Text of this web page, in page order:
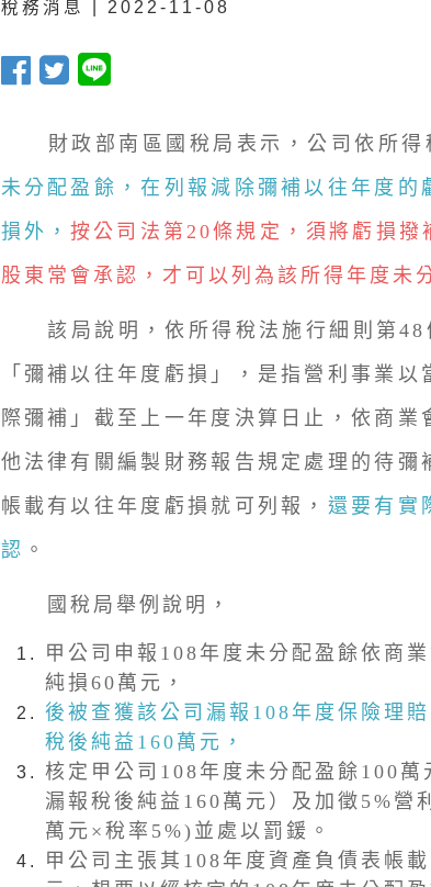
稅務消息 | 2022-11-08
財政部南區國稅局表示，公司依所得
未分配盈餘，在列報減除彌補以往年度的
損外，按公司法第20條規定，須將虧損撥
股東常會承認，才可以列為該所得年度未
該局說明，依所得稅法施行細則第48
「彌補以往年度虧損」，是指營利事業
際彌補」截至上一年度決算日止，依商業
他法律有關編製財務報告規定處理的待彌
帳載有以往年度虧損就可列報， 還要有實
認 。
國稅局舉例說明，
甲公司申報108年度未分配盈餘依商
純損60萬元，
後被查獲該公司漏報108年度保險理
稅後純益160萬元，
核定甲公司108年度未分配盈餘100萬
漏報稅後純益160萬元）及加徵5%營
萬元×稅率5%)並處以罰鍰。
甲公司主張其108年度資產負債表帳